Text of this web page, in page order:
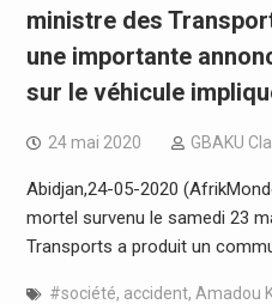
ministre des
une importante
sur le véhicule
24 mai 2020 GBAKU
Abidjan,24-05-2020
mortel survenu le samedi 23
Transports a produit un
#société, accident, Amadou